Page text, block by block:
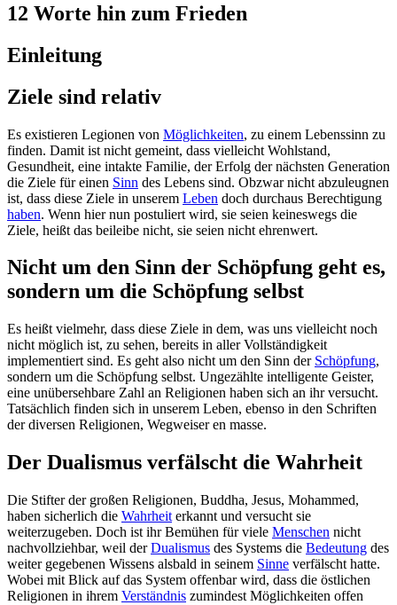
12 Worte hin zum Frieden
Einleitung
Ziele sind relativ
Es existieren Legionen von Möglichkeiten, zu einem Lebenssinn zu
finden. Damit ist nicht gemeint, dass vielleicht Wohlstand,
Gesundheit, eine intakte Familie, der Erfolg der nächsten Generation
die Ziele für einen Sinn des Lebens sind. Obzwar nicht abzuleugnen
ist, dass diese Ziele in unserem Leben doch durchaus Berechtigung
haben. Wenn hier nun postuliert wird, sie seien keineswegs die
Ziele, heißt das beileibe nicht, sie seien nicht ehrenwert.
Nicht um den Sinn der Schöpfung geht es,
sondern um die Schöpfung selbst
Es heißt vielmehr, dass diese Ziele in dem, was uns vielleicht noch
nicht möglich ist, zu sehen, bereits in aller Vollständigkeit
implementiert sind. Es geht also nicht um den Sinn der Schöpfung,
sondern um die Schöpfung selbst. Ungezählte intelligente Geister,
eine unübersehbare Zahl an Religionen haben sich an ihr versucht.
Tatsächlich finden sich in unserem Leben, ebenso in den Schriften
der diversen Religionen, Wegweiser en masse.
Der Dualismus verfälscht die Wahrheit
Die Stifter der großen Religionen, Buddha, Jesus, Mohammed,
haben sicherlich die Wahrheit erkannt und versucht sie
weiterzugeben. Doch ist ihr Bemühen für viele Menschen nicht
nachvollziehbar, weil derDualismus des Systems die Bedeutung des
weiter gegebenen Wissens alsbald in seinem Sinne verfälscht hatte.
Wobei mit Blick auf das System offenbar wird, dass die östlichen
Religionen in ihrem Verständnis zumindest Möglichkeiten offen